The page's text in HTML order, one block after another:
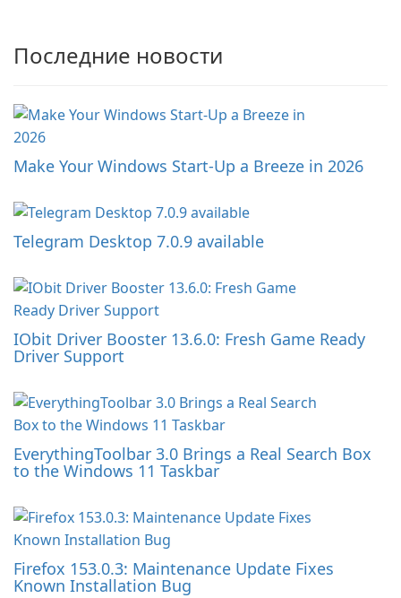
Последние новости
Make Your Windows Start-Up a Breeze in 2026
Telegram Desktop 7.0.9 available
IObit Driver Booster 13.6.0: Fresh Game Ready
Driver Support
EverythingToolbar 3.0 Brings a Real Search Box
to the Windows 11 Taskbar
Firefox 153.0.3: Maintenance Update Fixes
Known Installation Bug